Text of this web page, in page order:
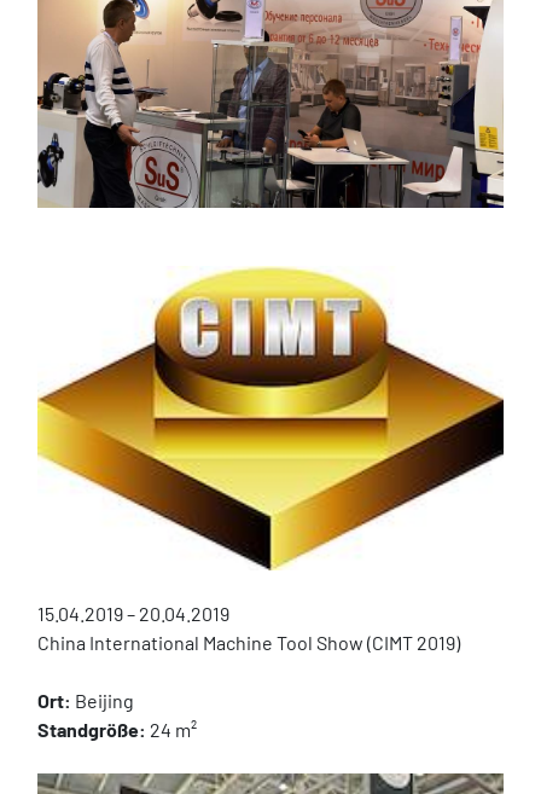
15.04.2019 – 20.04.2019
China International Machine Tool Show (CIMT 2019)
Ort: Beijing
Standgröße: 24 m²